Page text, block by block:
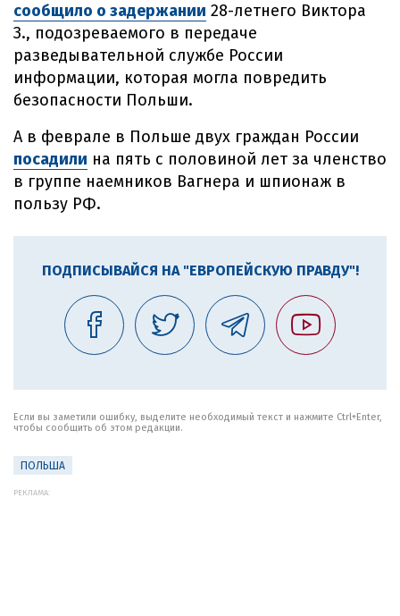
сообщило о задержании 28-летнего Виктора
З., подозреваемого в передаче
разведывательной службе России
информации, которая могла повредить
безопасности Польши.
А в феврале в Польше двух граждан России
посадили на пять с половиной лет за членство
в группе наемников Вагнера и шпионаж в
пользу РФ.
ПОДПИСЫВАЙСЯ НА "ЕВРОПЕЙСКУЮ ПРАВДУ"!
Если вы заметили ошибку, выделите необходимый текст и нажмите Ctrl+Enter,
чтобы сообщить об этом редакции.
ПОЛЬША
РЕКЛАМА: